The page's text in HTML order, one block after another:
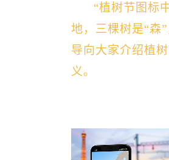
“植树节图标
地，三棵树是“森
导向大家介绍植
义。